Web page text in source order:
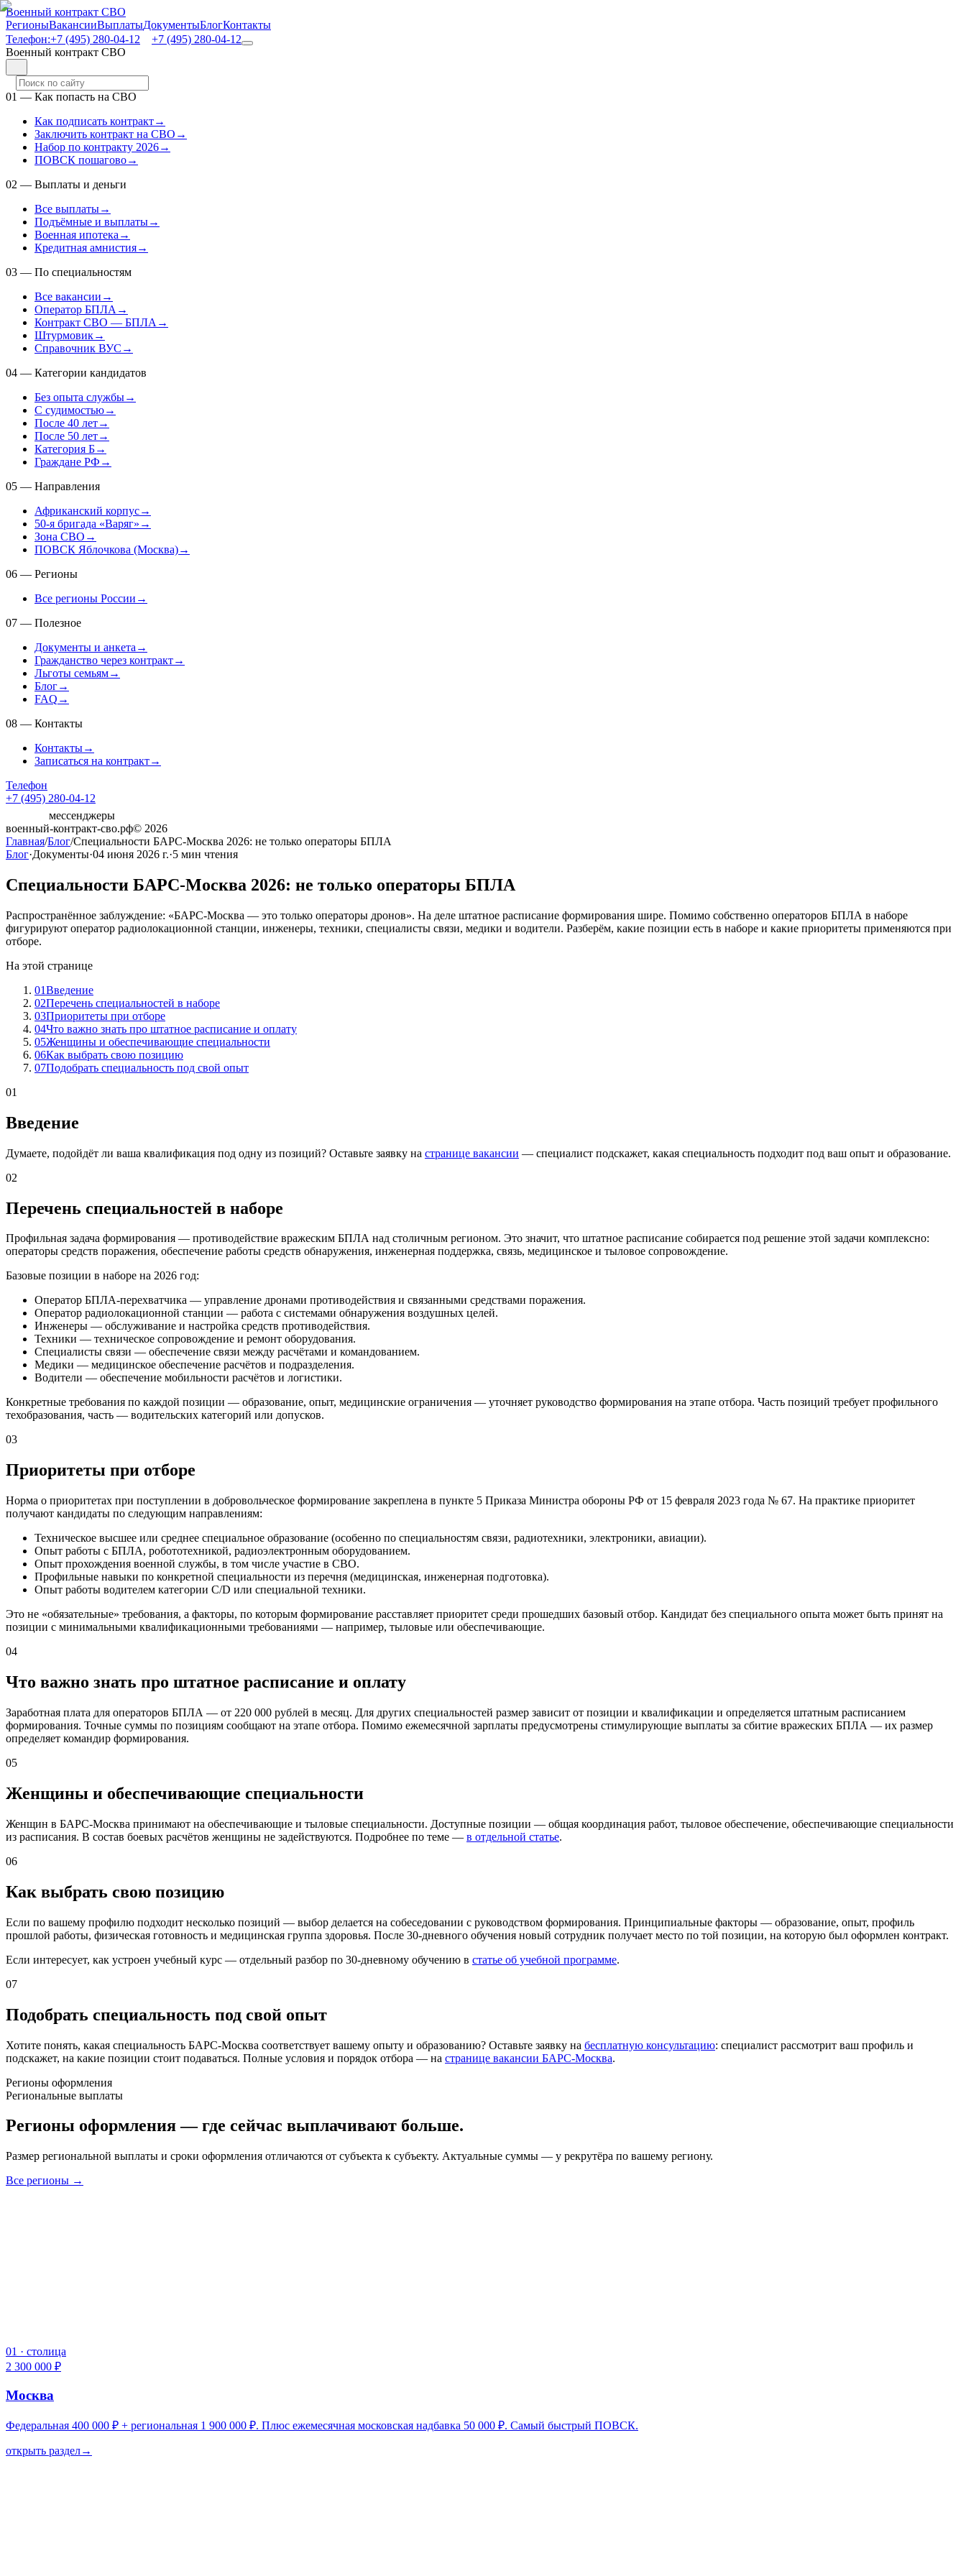
Военный контракт СВО
РегионыВакансииВыплатыДокументыБлогКонтакты
Телефон:+7 (495) 280-04-12
+7 (495) 280-04-12
Военный контракт СВО
01 — Как попасть на СВО
Как подписать контракт→
Заключить контракт на СВО →
Набор по контракту 2026→
ПОВСК пошагово→
02 — Выплаты и деньги
Все выплаты→
Подъёмные и выплаты→
Военная ипотека →
Кредитная амнистия→
03 — По специальностям
Все вакансии →
Оператор БПЛА →
Контракт СВО — БПЛА →
Штурмовик→
Справочник ВУС →
04 — Категории кандидатов
Без опыта службы→
С судимостью→
После 40 лет→
После 50 лет→
Категория Б→
Граждане РФ →
05 — Направления
Африканский корпус→
50-я бригада «Варяг» →
Зона СВО →
ПОВСК Яблочкова (Москва)→
06 — Регионы
Все регионы России →
07 — Полезное
Документы и анкета →
Гражданство через контракт→
Льготы семьям→
Блог→
FAQ →
08 — Контакты
Контакты→
Записаться на контракт→
Телефон
+7 (495) 280-04-12
мессенджеры
военный-контракт-сво.рф© 2026
Главная/Блог/Специальности БАРС-Москва 2026: не только операторы БПЛА
Блог·Документы·04 июня 2026 г.·5 мин чтения
Специальности БАРС-Москва 2026: не только операторы БПЛА
Распространённое заблуждение: «БАРС-Москва — это только операторы дронов». На деле штатное расписание формирования шире. Помимо собственно операторов БПЛА в наборе
фигурируют оператор радиолокационной станции, инженеры, техники, специалисты связи, медики и водители. Разберём, какие позиции есть в наборе и какие приоритеты применяются при
отборе.
На этой странице
01Введение
02Перечень специальностей в наборе
03Приоритеты при отборе
04Что важно знать про штатное расписание и оплату
05Женщины и обеспечивающие специальности
06Как выбрать свою позицию
07Подобрать специальность под свой опыт
01
Введение
Думаете, подойдёт ли ваша квалификация под одну из позиций? Оставьте заявку на странице вакансии — специалист подскажет, какая специальность подходит под ваш опыт и образование.
02
Перечень специальностей в наборе
Профильная задача формирования — противодействие вражеским БПЛА над столичным регионом. Это значит, что штатное расписание собирается под решение этой задачи комплексно:
операторы средств поражения, обеспечение работы средств обнаружения, инженерная поддержка, связь, медицинское и тыловое сопровождение.
Базовые позиции в наборе на 2026 год:
Оператор БПЛА-перехватчика — управление дронами противодействия и связанными средствами поражения.
Оператор радиолокационной станции — работа с системами обнаружения воздушных целей.
Инженеры — обслуживание и настройка средств противодействия.
Техники — техническое сопровождение и ремонт оборудования.
Специалисты связи — обеспечение связи между расчётами и командованием.
Медики — медицинское обеспечение расчётов и подразделения.
Водители — обеспечение мобильности расчётов и логистики.
Конкретные требования по каждой позиции — образование, опыт, медицинские ограничения — уточняет руководство формирования на этапе отбора. Часть позиций требует профильного
техобразования, часть — водительских категорий или допусков.
03
Приоритеты при отборе
Норма о приоритетах при поступлении в добровольческое формирование закреплена в пункте 5 Приказа Министра обороны РФ от 15 февраля 2023 года № 67. На практике приоритет
получают кандидаты по следующим направлениям:
Техническое высшее или среднее специальное образование (особенно по специальностям связи, радиотехники, электроники, авиации).
Опыт работы с БПЛА, робототехникой, радиоэлектронным оборудованием.
Опыт прохождения военной службы, в том числе участие в СВО.
Профильные навыки по конкретной специальности из перечня (медицинская, инженерная подготовка).
Опыт работы водителем категории С/D или специальной техники.
Это не «обязательные» требования, а факторы, по которым формирование расставляет приоритет среди прошедших базовый отбор. Кандидат без специального опыта может быть принят на
позиции с минимальными квалификационными требованиями — например, тыловые или обеспечивающие.
04
Что важно знать про штатное расписание и оплату
Заработная плата для операторов БПЛА — от 220 000 рублей в месяц. Для других специальностей размер зависит от позиции и квалификации и определяется штатным расписанием
формирования. Точные суммы по позициям сообщают на этапе отбора. Помимо ежемесячной зарплаты предусмотрены стимулирующие выплаты за сбитие вражеских БПЛА — их размер
определяет командир формирования.
05
Женщины и обеспечивающие специальности
Женщин в БАРС-Москва принимают на обеспечивающие и тыловые специальности. Доступные позиции — общая координация работ, тыловое обеспечение, обеспечивающие специальности
из расписания. В состав боевых расчётов женщины не задействуются. Подробнее по теме — в отдельной статье.
06
Как выбрать свою позицию
Если по вашему профилю подходит несколько позиций — выбор делается на собеседовании с руководством формирования. Принципиальные факторы — образование, опыт, профиль
прошлой работы, физическая готовность и медицинская группа здоровья. После 30-дневного обучения новый сотрудник получает место по той позиции, на которую был оформлен контракт.
Если интересует, как устроен учебный курс — отдельный разбор по 30-дневному обучению в статье об учебной программе.
07
Подобрать специальность под свой опыт
Хотите понять, какая специальность БАРС-Москва соответствует вашему опыту и образованию? Оставьте заявку на бесплатную консультацию: специалист рассмотрит ваш профиль и
подскажет, на какие позиции стоит подаваться. Полные условия и порядок отбора — на странице вакансии БАРС-Москва.
Регионы оформления
Региональные выплаты
Регионы оформления — где сейчас выплачивают больше.
Размер региональной выплаты и сроки оформления отличаются от субъекта к субъекту. Актуальные суммы — у рекрутёра по вашему региону.
Все регионы →
01 · столица
2 300 000 ₽
Москва
Федеральная 400 000 ₽ + региональная 1 900 000 ₽. Плюс ежемесячная московская надбавка 50 000 ₽. Самый быстрый ПОВСК.
открыть раздел→